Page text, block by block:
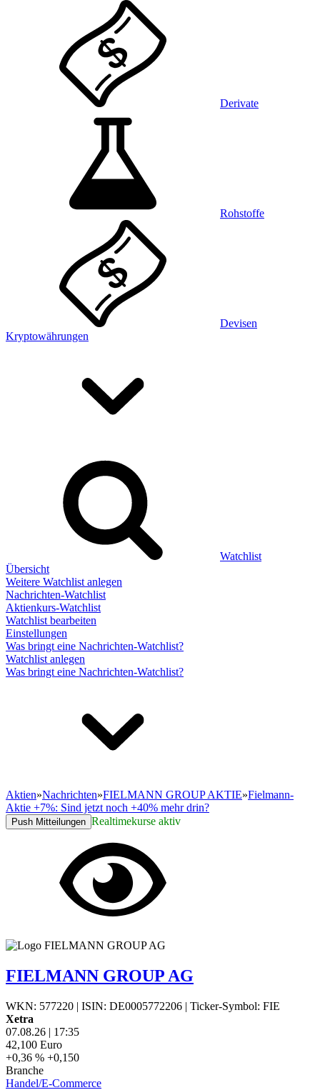
Derivate
Rohstoffe
Devisen
Kryptowährungen
Watchlist
Übersicht
Weitere Watchlist anlegen
Nachrichten-Watchlist
Aktienkurs-Watchlist
Watchlist bearbeiten
Einstellungen
Was bringt eine Nachrichten-Watchlist?
Watchlist anlegen
Was bringt eine Nachrichten-Watchlist?
Aktien»Nachrichten»FIELMANN GROUP AKTIE»Fielmann-
Aktie +7%: Sind jetzt noch +40% mehr drin?
Push Mitteilungen Realtimekurse aktiv
FIELMANN GROUP AG
WKN: 577220 | ISIN: DE0005772206 | Ticker-Symbol: FIE
Xetra
07.08.26 | 17:35
42,100 Euro
+0,36 % +0,150
Branche
Handel/E-Commerce